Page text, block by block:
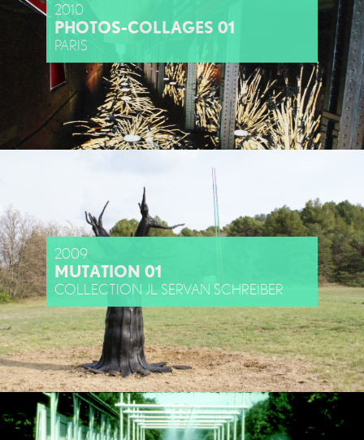
2010
PHOTOS-COLLAGES 01
PARIS
2009
MUTATION 01
COLLECTION JL SERVAN SCHREIBER